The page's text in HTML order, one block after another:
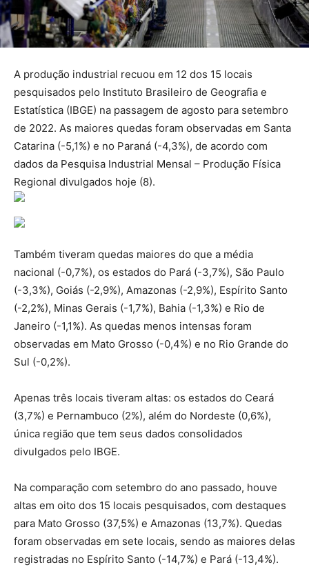
A produção industrial recuou em 12 dos 15 locais
pesquisados pelo Instituto Brasileiro de Geografia e
Estatística (IBGE) na passagem de agosto para setembro
de 2022. As maiores quedas foram observadas em Santa
Catarina (-5,1%) e no Paraná (-4,3%), de acordo com
dados da Pesquisa Industrial Mensal – Produção Física
Regional divulgados hoje (8).
Também tiveram quedas maiores do que a média
nacional (-0,7%), os estados do Pará (-3,7%), São Paulo
(-3,3%), Goiás (-2,9%), Amazonas (-2,9%), Espírito Santo
(-2,2%), Minas Gerais (-1,7%), Bahia (-1,3%) e Rio de
Janeiro (-1,1%). As quedas menos intensas foram
observadas em Mato Grosso (-0,4%) e no Rio Grande do
Sul (-0,2%).
Apenas três locais tiveram altas: os estados do Ceará
(3,7%) e Pernambuco (2%), além do Nordeste (0,6%),
única região que tem seus dados consolidados
divulgados pelo IBGE.
Na comparação com setembro do ano passado, houve
altas em oito dos 15 locais pesquisados, com destaques
para Mato Grosso (37,5%) e Amazonas (13,7%). Quedas
foram observadas em sete locais, sendo as maiores delas
registradas no Espírito Santo (-14,7%) e Pará (-13,4%).